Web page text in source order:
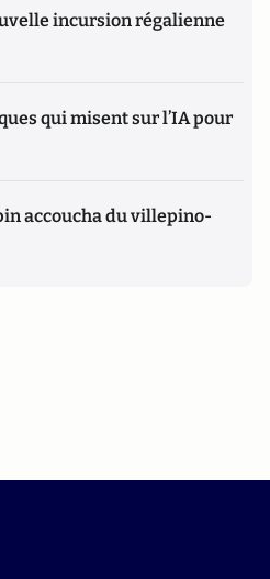
incursion régalienne
qui misent sur l’IA pour
accoucha du villepino-